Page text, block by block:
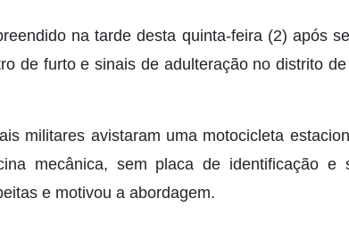
na tarde desta quinta-feira (2) após
de furto e sinais de adulteração no distrito
militares avistaram uma motocicleta
mecânica, sem placa de identificação e
e motivou a abordagem.